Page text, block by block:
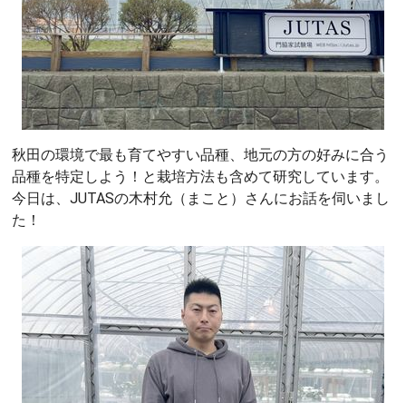
秋田の環境で最も育てやすい品種、地元の方の好みに合う
品種を特定しよう！と栽培方法も含めて研究しています。
今日は、JUTASの木村允（まこと）さんにお話を伺いまし
た！